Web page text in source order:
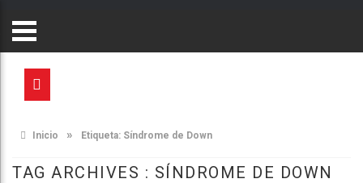
Inicio » Etiqueta: Síndrome de Down
TAG ARCHIVES : SÍNDROME DE DOWN